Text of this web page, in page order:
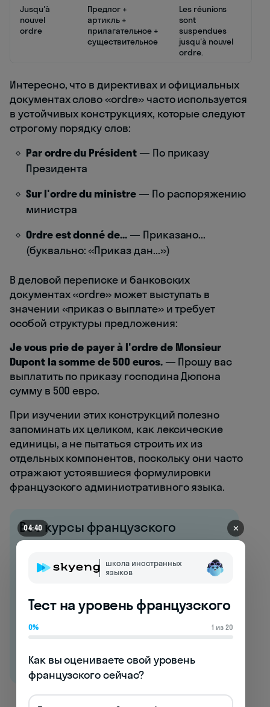
Jusqu'à
nouvel
ordre
Предлог +
артикль +
прилагательное +
существительное
Les réunions
sont
suspendues
jusqu'à nouvel
ordre.
Интересно, что в директивах и официальных
документах слово «ordre» часто используется
в устойчивых конструкциях, которые следуют
строгому порядку слов:
Par ordre du Président— По приказу
Президента
Sur l'ordre du ministre— По распоряжению
министра
Ordre est donné de...— Приказано...
(буквально: «Приказ дан...»)
В деловой переписке и банковских
документах «ordre» может выступать в
значении «приказ о выплате» и требует
особой структуры предложения:
Je vous prie de payer à l'ordre de Monsieur
Dupont la somme de 500 euros.— Прошу вас
выплатить по приказу господина Дюпона
сумму в 500 евро.
При изучении этих конструкций полезно
запоминать их целиком, как лексические
единицы, а не пытаться строить их из
отдельных компонентов, поскольку они часто
отражают устоявшиеся формулировки
французского административного языка.
Все курсы французского
с первого урока →
04:40 ✕
школа иностранных
языков
Тест на уровень французского
0% 1 из 20
Как вы оцениваете свой уровень
французского сейчас?